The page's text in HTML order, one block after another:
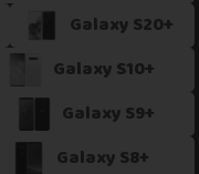
Galaxy S20+
Galaxy S10+
Galaxy S9+
Galaxy S8+